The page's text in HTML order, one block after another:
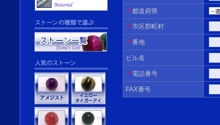
＊ 都道府県
＊ 市区郡町村
＊ 番地
ビル名
＊ 電話番号
FAX番号